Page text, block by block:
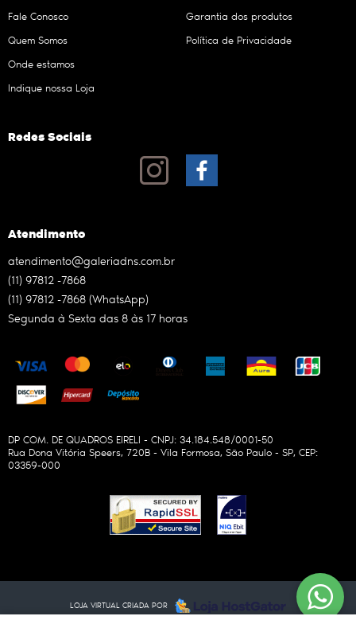
Fale Conosco
Quem Somos
Onde estamos
Indique nossa Loja
Garantia dos produtos
Política de Privacidade
Redes Sociais
Atendimento
(11) 97812 -7868
(11) 97812 -7868 (WhatsApp)
Segunda à Sexta das 8 às 17 horas
atendimento@galeriadns.com.br
DP COM. DE QUADROS EIRELI - CNPJ: 34.184.548/0001-50
Rua Dona Vitória Speers, 720B - Vila Formosa, São Paulo - SP, CEP:
03359-000
LOJA VIRTUAL CRIADA POR